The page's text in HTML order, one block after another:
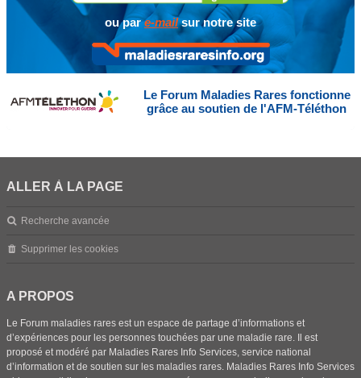
ou pare-mailsur notre site
Le Forum Maladies Rares fonctionne
grâce au soutien de l'AFM-Téléthon
ALLER À LA PAGE
Recherche avancée
Supprimer les cookies
A PROPOS
Le Forum maladies rares est un espace de partage d’informations et
d’expériences pour les personnes touchées par une maladie rare. Il est
proposé et modéré par Maladies Rares Info Services, service national
d’information et de soutien sur les maladies rares. Maladies Rares Info Services